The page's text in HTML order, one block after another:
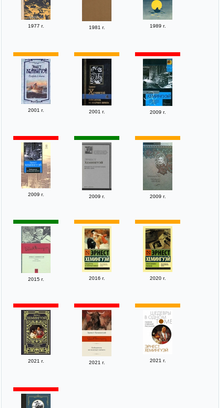
1977 г. 1981 г. 1989 г.
2001 г. 2001 г. 2009 г.
2009 г. 2009 г. 2009 г.
2015 г. 2016 г. 2020 г.
2021 г. 2021 г. 2021 г.